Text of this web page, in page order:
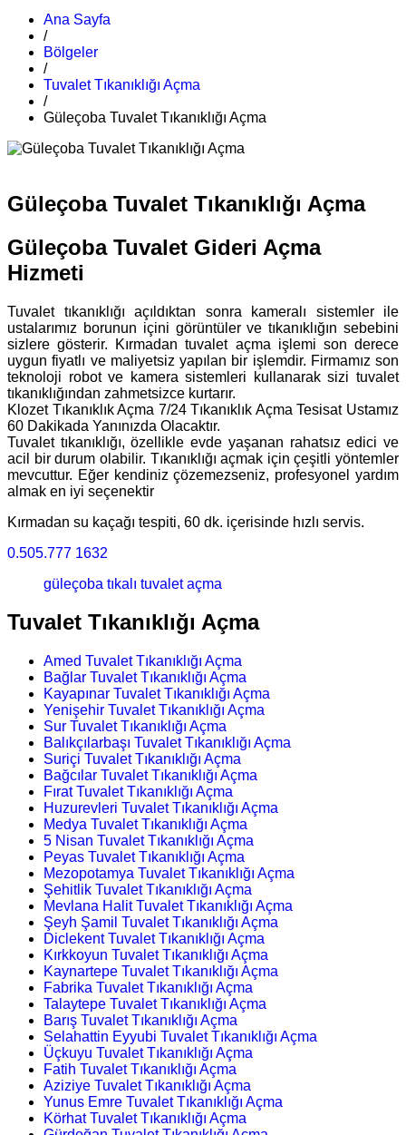
Ana Sayfa
/
Bölgeler
/
Tuvalet Tıkanıklığı Açma
/
Güleçoba Tuvalet Tıkanıklığı Açma
Güleçoba Tuvalet Tıkanıklığı Açma
Güleçoba Tuvalet Gideri Açma
Hizmeti
Tuvalet tıkanıklığı açıldıktan sonra kameralı sistemler ile
ustalarımız borunun içini görüntüler ve tıkanıklığın sebebini
sizlere gösterir. Kırmadan tuvalet açma işlemi son derece
uygun fiyatlı ve maliyetsiz yapılan bir işlemdir. Firmamız son
teknoloji robot ve kamera sistemleri kullanarak sizi tuvalet
tıkanıklığından zahmetsizce kurtarır.
Klozet Tıkanıklık Açma 7/24 Tıkanıklık Açma Tesisat Ustamız
60 Dakikada Yanınızda Olacaktır.
Tuvalet tıkanıklığı, özellikle evde yaşanan rahatsız edici ve
acil bir durum olabilir. Tıkanıklığı açmak için çeşitli yöntemler
mevcuttur. Eğer kendiniz çözemezseniz, profesyonel yardım
almak en iyi seçenektir
Kırmadan su kaçağı tespiti, 60 dk. içerisinde hızlı servis.
0.505.777 1632
güleçoba tıkalı tuvalet açma
Tuvalet Tıkanıklığı Açma
Amed Tuvalet Tıkanıklığı Açma
Bağlar Tuvalet Tıkanıklığı Açma
Kayapınar Tuvalet Tıkanıklığı Açma
Yenişehir Tuvalet Tıkanıklığı Açma
Sur Tuvalet Tıkanıklığı Açma
Balıkçılarbaşı Tuvalet Tıkanıklığı Açma
Suriçi Tuvalet Tıkanıklığı Açma
Bağcılar Tuvalet Tıkanıklığı Açma
Fırat Tuvalet Tıkanıklığı Açma
Huzurevleri Tuvalet Tıkanıklığı Açma
Medya Tuvalet Tıkanıklığı Açma
5 Nisan Tuvalet Tıkanıklığı Açma
Peyas Tuvalet Tıkanıklığı Açma
Mezopotamya Tuvalet Tıkanıklığı Açma
Şehitlik Tuvalet Tıkanıklığı Açma
Mevlana Halit Tuvalet Tıkanıklığı Açma
Şeyh Şamil Tuvalet Tıkanıklığı Açma
Diclekent Tuvalet Tıkanıklığı Açma
Kırkkoyun Tuvalet Tıkanıklığı Açma
Kaynartepe Tuvalet Tıkanıklığı Açma
Fabrika Tuvalet Tıkanıklığı Açma
Talaytepe Tuvalet Tıkanıklığı Açma
Barış Tuvalet Tıkanıklığı Açma
Selahattin Eyyubi Tuvalet Tıkanıklığı Açma
Üçkuyu Tuvalet Tıkanıklığı Açma
Fatih Tuvalet Tıkanıklığı Açma
Aziziye Tuvalet Tıkanıklığı Açma
Yunus Emre Tuvalet Tıkanıklığı Açma
Körhat Tuvalet Tıkanıklığı Açma